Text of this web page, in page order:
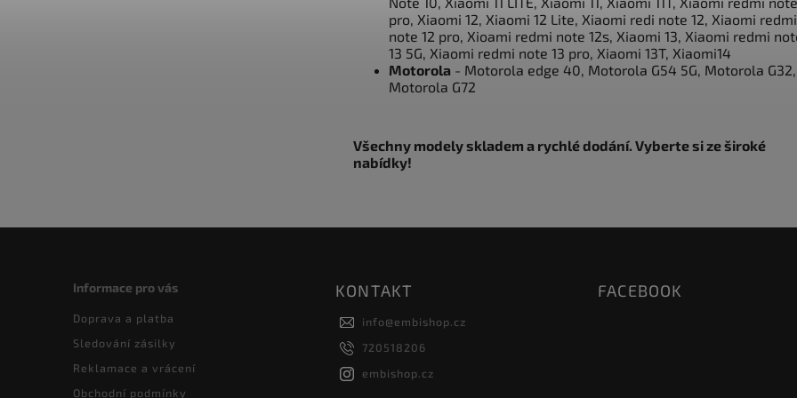
pro, Xiaomi 12, Xiaomi 12 Lite, Xiaomi redi note 12, Xiaomi redmi
note 12 pro, Xioami redmi note 12s, Xiaomi 13, Xiaomi redmi
13 5G, Xiaomi redmi note 13 pro, Xiaomi 13T, Xiaomi14
Motorola - Motorola edge 40, Motorola G54 5G, Motorola G32,
Motorola G72
Všechny modely skladem a rychlé dodání. Vyberte si ze široké
nabídky!
Informace pro vás
Doprava a platba
Sledování zásilky
Reklamace a vrácení
Obchodní podmínky
KONTAKT
info@embishop.cz
720518206
embishop.cz
FACEBOOK